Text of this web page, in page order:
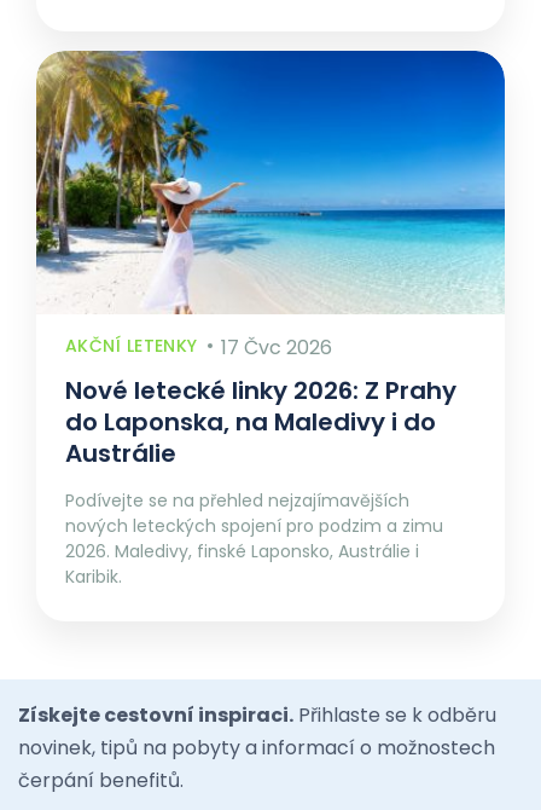
AKČNÍ LETENKY 17 Čvc 2026
Nové letecké linky 2026: Z Prahy
do Laponska, na Maledivy i do
Austrálie
Podívejte se na přehled nejzajímavějších
nových leteckých spojení pro podzim a zimu
2026. Maledivy, finské Laponsko, Austrálie i
Karibik.
Získejte cestovní inspiraci. Přihlaste se k odběru
novinek, tipů na pobyty a informací o možnostech
čerpání benefitů.